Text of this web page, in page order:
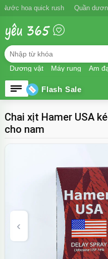
Ngăn xuất tinh sớm Nước hoa
Dương vật Máy rung Âm
Flash Sale
Chai xịt Hamer USA
cho nam